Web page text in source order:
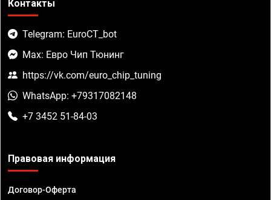
Контакты
Telegram: EuroCT_bot
Max: Евро Чип Тюнинг
https://vk.com/euro_chip_tuning
WhatsApp: +79317082148
+7 3452 51-84-03
Правовая информация
Договор-Оферта